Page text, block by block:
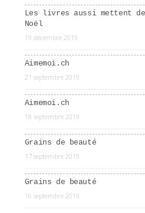
Les livres aussi mettent
Noël
19 décembre 2019
Aimemoi.ch
21 septembre 2019
Aimemoi.ch
18 septembre 2019
Grains de beauté
17 septembre 2019
Grains de beauté
16 septembre 2019